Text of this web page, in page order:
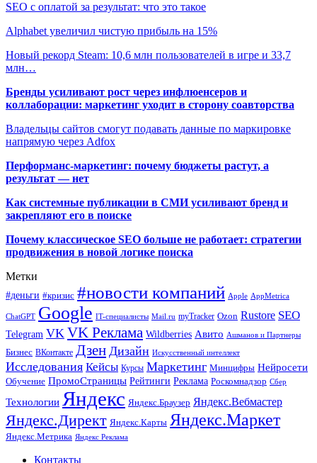
SEO с оплатой за результат: что это такое
Alphabet увеличил чистую прибыль на 15%
Новый рекорд Steam: 10,6 млн пользователей в игре и 33,7
млн…
Бренды усиливают рост через инфлюенсеров и
коллаборации: маркетинг уходит в сторону соавторства
Владельцы сайтов смогут подавать данные по маркировке
напрямую через Adfox
Перформанс-маркетинг: почему бюджеты растут, а
результат — нет
Как системные публикации в СМИ усиливают бренд и
закрепляют его в поиске
Почему классическое SEO больше не работает: стратегии
продвижения в новой логике поиска
Метки
#деньги #кризис #новости компаний Apple AppMetrica
ChatGPT Google IT-специалисты Mail.ru myTracker Ozon Rustore SEO
Telegram VK VK Реклама Wildberries Авито Ашманов и Партнеры
Бизнес ВКонтакте Дзен Дизайн Искусственный интеллект
Исследования Кейсы Курсы Маркетинг Минцифры Нейросети
Обучение ПромоСтраницы Рейтинги Реклама Роскомнадзор Сбер
Технологии Яндекс Яндекс.Браузер Яндекс.Вебмастер
Яндекс.Директ Яндекс.Карты Яндекс.Маркет
Яндекс.Метрика Яндекс Реклама
Контакты